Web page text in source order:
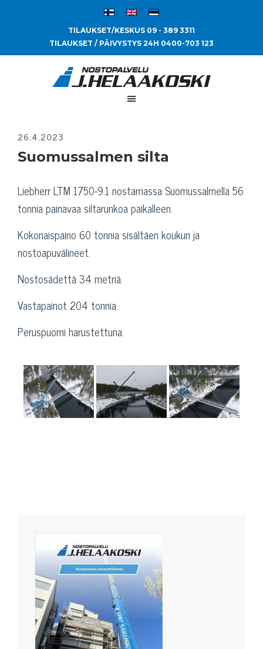
TILAUKSET/KESKUS 09 - 389 3311
TILAUKSET / PÄIVYSTYS 24H 0400-703 123
Suomussalmen silta
Liebherr LTM 1750-9.1 nostamassa Suomussalmella 56
tonnia painavaa siltarunkoa paikalleen.
Kokonaispaino 60 tonnia sisältäen koukun ja
nostoapuvälineet.
Nostosädettä 34 metriä.
Vastapainot 204 tonnia.
Peruspuomi harustettuna.